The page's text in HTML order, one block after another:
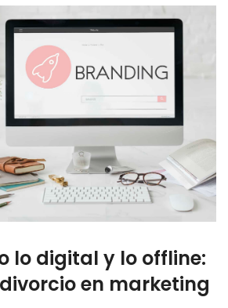
lo digital y lo offline:
en marketing